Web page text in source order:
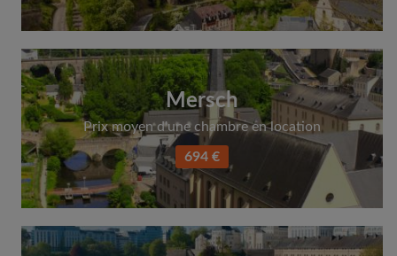
Mersch
Prix moyen d'une chambre en location
694 €